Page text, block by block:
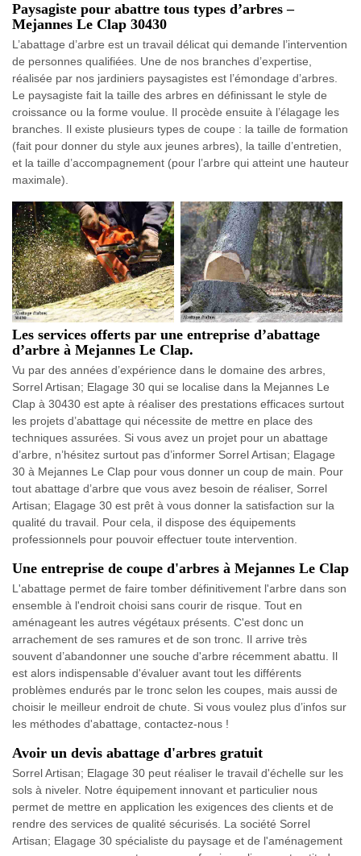
Paysagiste pour abattre tous types d’arbres –
Mejannes Le Clap 30430
L’abattage d’arbre est un travail délicat qui demande l’intervention
de personnes qualifiées. Une de nos branches d’expertise,
réalisée par nos jardiniers paysagistes est l’émondage d’arbres.
Le paysagiste fait la taille des arbres en définissant le style de
croissance ou la forme voulue. Il procède ensuite à l’élagage les
branches. Il existe plusieurs types de coupe : la taille de formation
(fait pour donner du style aux jeunes arbres), la taille d’entretien,
et la taille d’accompagnement (pour l’arbre qui atteint une hauteur
maximale).
Les services offerts par une entreprise d’abattage
d’arbre à Mejannes Le Clap.
Vu par des années d’expérience dans le domaine des arbres,
Sorrel Artisan; Elagage 30 qui se localise dans la Mejannes Le
Clap à 30430 est apte à réaliser des prestations efficaces surtout
les projets d’abattage qui nécessite de mettre en place des
techniques assurées. Si vous avez un projet pour un abattage
d’arbre, n’hésitez surtout pas d’informer Sorrel Artisan; Elagage
30 à Mejannes Le Clap pour vous donner un coup de main. Pour
tout abattage d’arbre que vous avez besoin de réaliser, Sorrel
Artisan; Elagage 30 est prêt à vous donner la satisfaction sur la
qualité du travail. Pour cela, il dispose des équipements
professionnels pour pouvoir effectuer toute intervention.
Une entreprise de coupe d'arbres à Mejannes Le Clap
L'abattage permet de faire tomber définitivement l'arbre dans son
ensemble à l'endroit choisi sans courir de risque. Tout en
aménageant les autres végétaux présents. C'est donc un
arrachement de ses ramures et de son tronc. Il arrive très
souvent d’abandonner une souche d'arbre récemment abattu. Il
est alors indispensable d'évaluer avant tout les différents
problèmes endurés par le tronc selon les coupes, mais aussi de
choisir le meilleur endroit de chute. Si vous voulez plus d’infos sur
les méthodes d'abattage, contactez-nous !
Avoir un devis abattage d'arbres gratuit
Sorrel Artisan; Elagage 30 peut réaliser le travail d'échelle sur les
sols à niveler. Notre équipement innovant et particulier nous
permet de mettre en application les exigences des clients et de
rendre des services de qualité sécurisés. La société Sorrel
Artisan; Elagage 30 spécialiste du paysage et de l'aménagement